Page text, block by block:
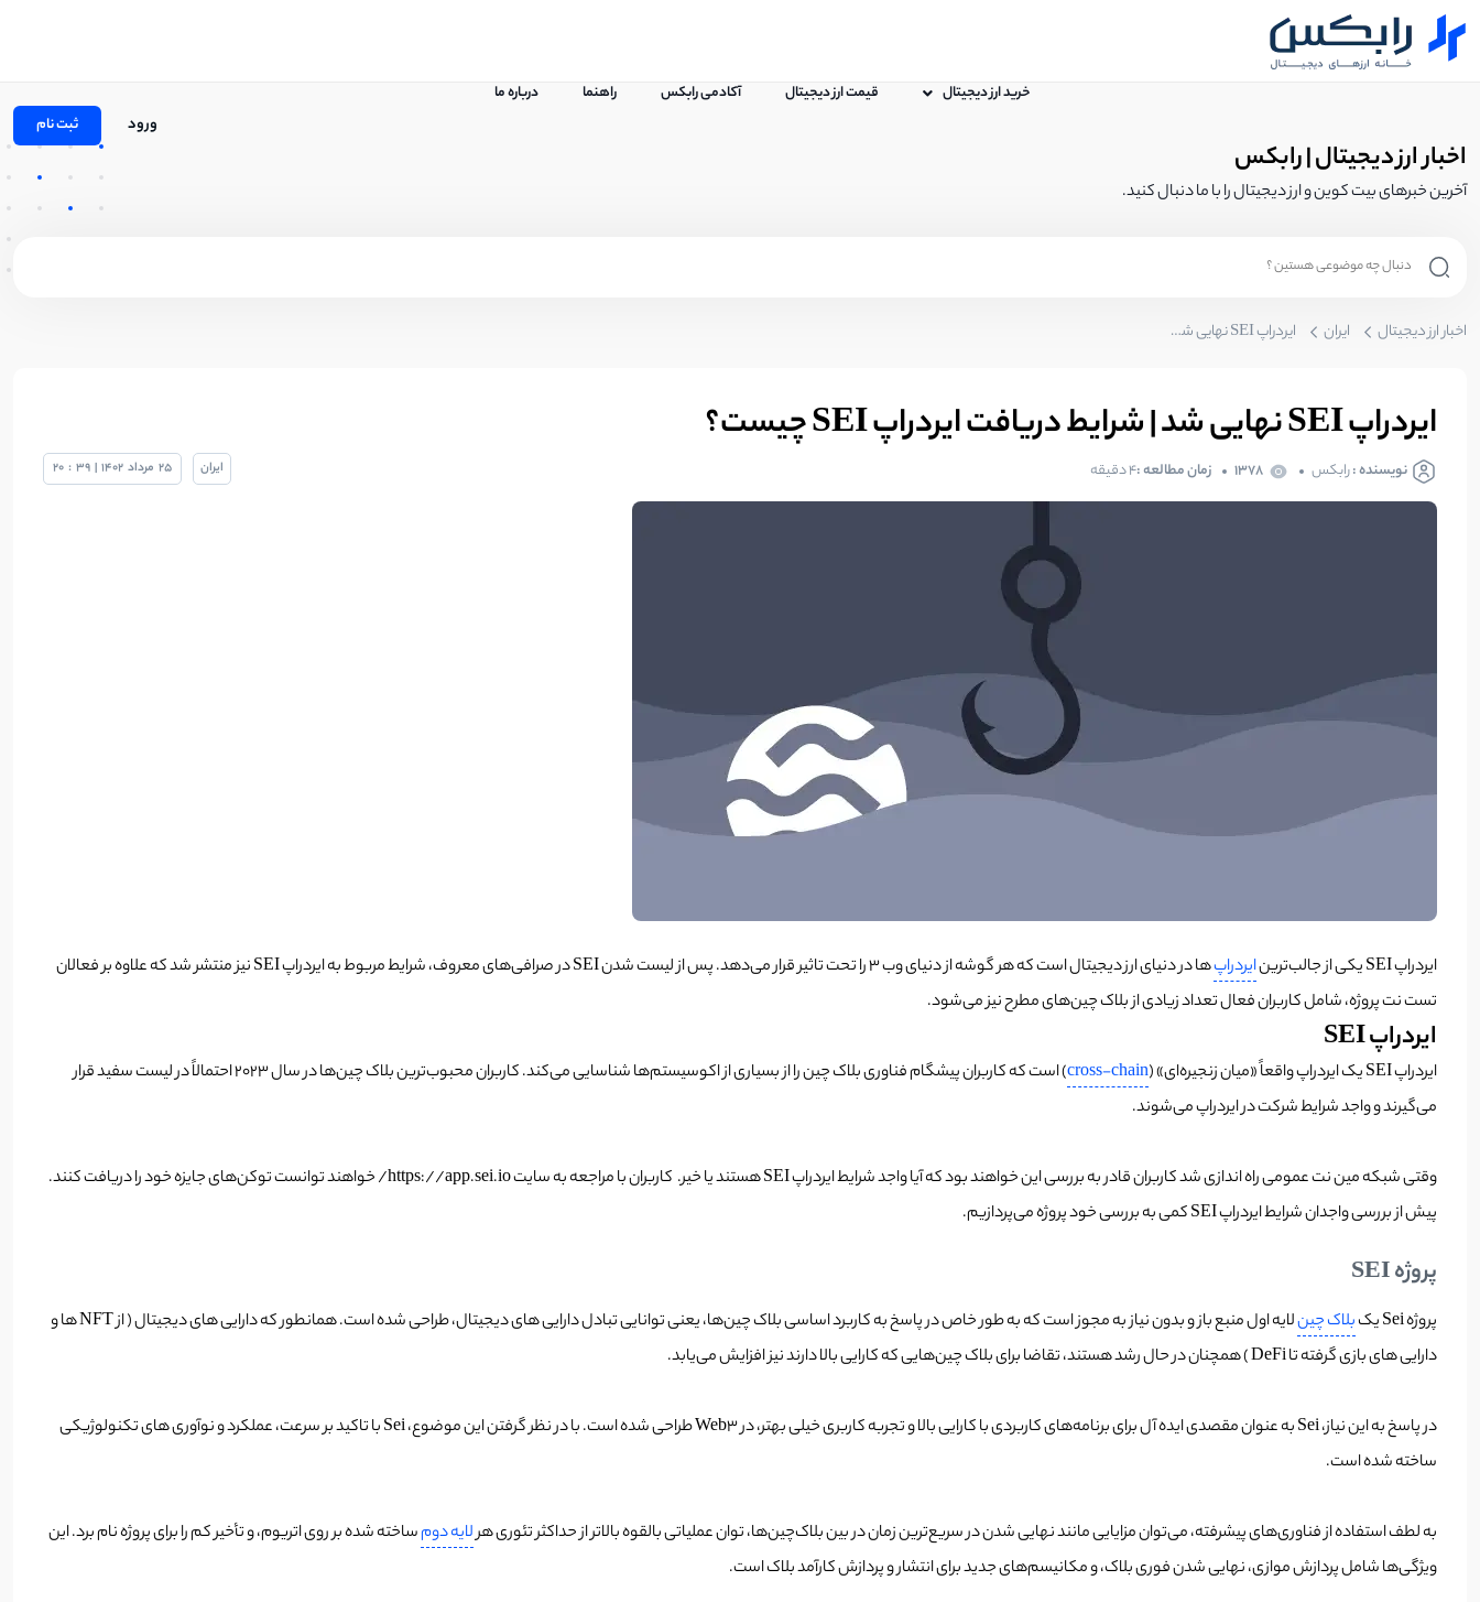
خرید ارز دیجیتال قیمت ارز دیجیتال آکادمی رابکس راهنما درباره ما
ورود ثبت نام
اخبار ارز دیجیتال | رابکس
آخرین خبرهای بیت کوین و ارز دیجیتال را با ما دنبال کنید.
اخبار ارز دیجیتال ایران ایردراپ SEI نهایی شد | شرایط دریافت ایردراپ SEI چیست؟
ایردراپ SEI نهایی شد | شرایط دریافت ایردراپ SEI چیست؟
نویسنده :رابکس 1378 زمان مطالعه :4 دقیقه ایران 25 مرداد 1402
|
39
:
20
ایردراپ SEI یکی از جالب‌ترین ایردراپ‌
ها در دنیای ارز دیجیتال است که هر گوشه از دنیای وب 3 را تحت تاثیر قرار می‌دهد. پس از لیست شدن SEI در صرافی‌های معروف، شرایط مربوط به ایردراپ SEI نیز منتشر شد که علاوه بر فعالان
تست نت پروژه، شامل کاربران فعال تعداد زیادی از بلاک چین‌های مطرح نیز می‌شود.
ایردراپ SEI
ایردراپ SEI یک ایردراپ واقعاً «میان زنجیره‌ای» ( cross-chain
) است که کاربران پیشگام فناوری بلاک چین را از بسیاری از اکوسیستم‌ها شناسایی می‌کند. کاربران محبوب‌ترین بلاک چین‌ها در سال 2023 احتمالاً در لیست سفید قرار
می‌گیرند و واجد شرایط شرکت در ایردراپ می‌شوند.
وقتی شبکه مین نت عمومی راه اندازی شد کاربران قادر به بررسی این خواهند بود که آیا واجد شرایط ایردراپ SEI هستند یا خیر. کاربران با مراجعه به سایت https://app.sei.io/ خواهند توانست توکن‌های جایزه خود را دریافت کنند.
پیش از بررسی واجدان شرایط ایردراپ SEI کمی به بررسی خود پروژه می‌پردازیم.
پروژه SEI
پروژه Sei یک بلاک چین
لایه اول منبع باز و بدون نیاز به مجوز است که به طور خاص در پاسخ به کاربرد اساسی بلاک چین‌ها، یعنی توانایی تبادل دارایی های دیجیتال، طراحی شده است. همانطور که دارایی های دیجیتال ( از NFT ها و
دارایی های بازی گرفته تا DeFi ) همچنان در حال رشد هستند، تقاضا برای بلاک چین‌هایی که کارایی بالا دارند نیز افزایش می‌یابد.
در پاسخ به این نیاز، Sei به عنوان مقصدی ایده آل برای برنامه‌های کاربردی با کارایی بالا و تجربه کاربری خیلی بهتر‌، در Web3 طراحی شده است. با در نظر گرفتن این موضوع، Sei با تاکید بر سرعت، عملکرد و نوآوری های تکنولوژیکی
ساخته شده است.
به لطف استفاده از فناوری‌های پیشرفته، می‌توان مزایایی مانند نهایی شدن در سریع‌ترین زمان در بین بلاک‌چین‌ها، توان عملیاتی بالقوه بالاتر از حداکثر تئوری هرلایه دومساخته شده بر روی اتریوم، و تأخیر کم را برای پروژه نام برد. این
ویژگی‌ها شامل پردازش موازی، نهایی شدن فوری بلاک، و مکانیسم‌های جدید برای انتشار و پردازش کارآمد بلاک است.